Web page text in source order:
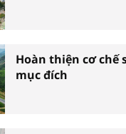
Hoàn thiện cơ chế
mục đích